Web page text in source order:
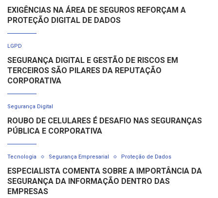
EXIGÊNCIAS NA ÁREA DE SEGUROS REFORÇAM A
PROTEÇÃO DIGITAL DE DADOS
LGPD
SEGURANÇA DIGITAL E GESTÃO DE RISCOS EM
TERCEIROS SÃO PILARES DA REPUTAÇÃO
CORPORATIVA
Segurança Digital
ROUBO DE CELULARES É DESAFIO NAS SEGURANÇAS
PÚBLICA E CORPORATIVA
Tecnologia Segurança Empresarial Proteção de Dados
ESPECIALISTA COMENTA SOBRE A IMPORTÂNCIA DA
SEGURANÇA DA INFORMAÇÃO DENTRO DAS
EMPRESAS